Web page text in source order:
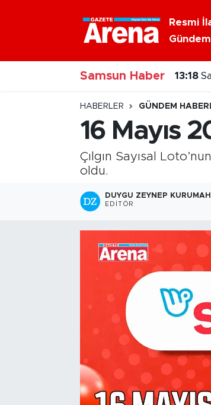
Resmi
Samsun Haber 13:18
HABERLER GÜNDEM
16 Mayıs
Çılgın Sayısal
oldu.
DUYGU ZEYNEP
EDITÖR
Nöbetçi Eczaneler
Hava Durumu
Samsun Namaz Vakitleri
Trafik Durumu
Süper Lig Puan Durumu ve Fikstür
Tüm Manşetler